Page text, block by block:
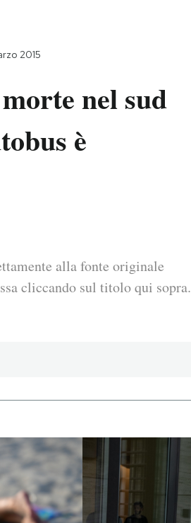
2015
nel sud
è
alla fonte originale
cliccando sul titolo qui sopra.